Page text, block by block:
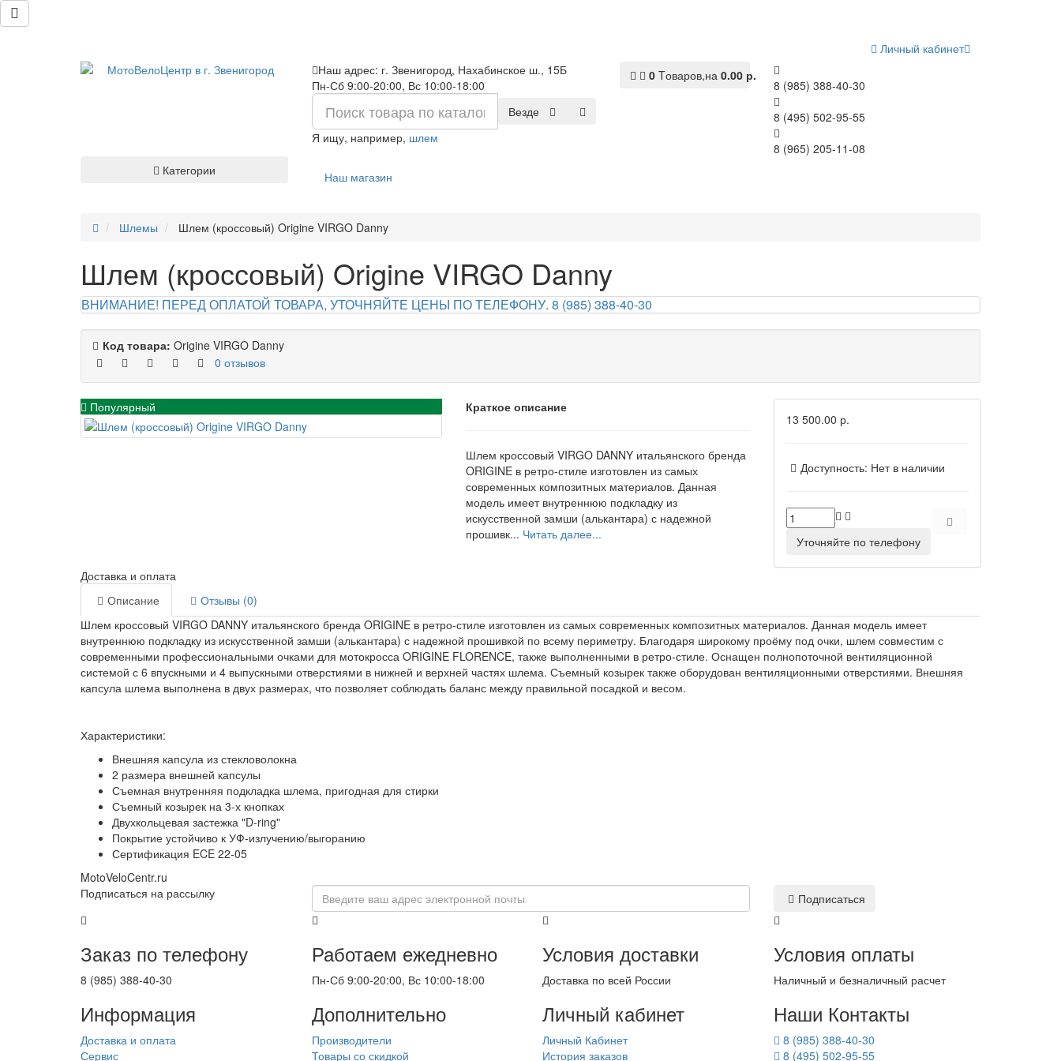
Личный кабинет
0 Tоваров,на 0.00 р.
Наш адрес: г. Звенигород, Нахабинское ш., 15Б
Пн-Сб 9:00-20:00, Вс 10:00-18:00
Везде
Я ищу, например, шлем
8 (985) 388-40-30
8 (495) 502-95-55
8 (965) 205-11-08
Категории
Наш магазин
Шлемы Шлем (кроссовый) Origine VIRGO Danny
Шлем (кроссовый) Origine VIRGO Danny
ВНИМАНИЕ! ПЕРЕД ОПЛАТОЙ ТОВАРА, УТОЧНЯЙТЕ ЦЕНЫ ПО ТЕЛЕФОНУ. 8 (985) 388-40-30
Код товара: Origine VIRGO Danny
0 отзывов
Популярный Краткое описание
Шлем кроссовый VIRGO DANNY итальянского бренда
ORIGINE в ретро-стиле изготовлен из самых
современных композитных материалов. Данная
модель имеет внутреннюю подкладку из
искусственной замши (алькантара) с надежной
прошивк... Читать далее...
13 500.00 р.
Доступность: Нет в наличии
Уточняйте по телефону
Доставка и оплата
Описание
Отзывы (0)
Шлем кроссовый VIRGO DANNY итальянского бренда ORIGINE в ретро-стиле изготовлен из самых современных композитных материалов. Данная модель имеет
внутреннюю подкладку из искусственной замши (алькантара) с надежной прошивкой по всему периметру. Благодаря широкому проёму под очки, шлем совместим с
современными профессиональными очками для мотокросса ORIGINE FLORENCE, также выполненными в ретро-стиле. Оснащен полнопоточной вентиляционной
системой с 6 впускными и 4 выпускными отверстиями в нижней и верхней частях шлема. Съемный козырек также оборудован вентиляционными отверстиями. Внешняя
капсула шлема выполнена в двух размерах, что позволяет соблюдать баланс между правильной посадкой и весом.
Характеристики:
Внешняя капсула из стекловолокна
2 размера внешней капсулы
Съемная внутренняя подкладка шлема, пригодная для стирки
Съемный козырек на 3-х кнопках
Двухкольцевая застежка "D-ring"
Покрытие устойчиво к УФ-излучению/выгоранию
Сертификация ECE 22-05
MotoVeloCentr.ru
Подписаться на рассылку
Подписаться
Заказ по телефону
8 (985) 388-40-30
Работаем ежедневно
Пн-Сб 9:00-20:00, Вс 10:00-18:00
Условия доставки
Доставка по всей России
Условия оплаты
Наличный и безналичный расчет
Информация
Доставка и оплата
Сервис
Дополнительно
Производители
Товары со скидкой
Личный кабинет
Личный Кабинет
История заказов
Наши Контакты
8 (985) 388-40-30
8 (495) 502-95-55